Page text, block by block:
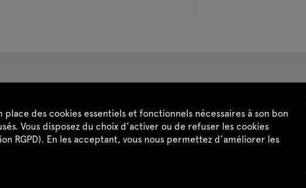
des cookies essentiels et fonctionnels nécessaires à son bon
Vous disposez du choix d’activer ou de refuser les cookies
RGPD). En les acceptant, vous nous permettez d’améliorer les
de confidentialité CGU / CGV Plan du site